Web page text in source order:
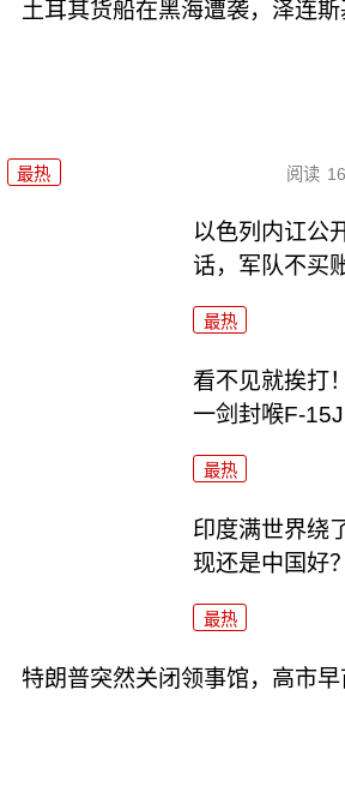
土耳其货船在黑海遭袭，泽连
最热 阅读
以色列内讧公
话，军队不买
最热
看不见就挨打
一剑封喉F-15J
最热
印度满世界绕
现还是中国好？
最热
特朗普突然关闭领事馆，高市